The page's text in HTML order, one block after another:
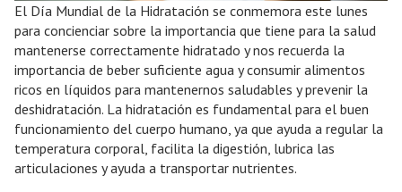
El Día Mundial de la Hidratación se conmemora este lunes
para concienciar sobre la importancia que tiene para la salud
mantenerse correctamente hidratado y nos recuerda la
importancia de beber suficiente agua y consumir alimentos
ricos en líquidos para mantenernos saludables y prevenir la
deshidratación. La hidratación es fundamental para el buen
funcionamiento del cuerpo humano, ya que ayuda a regular la
temperatura corporal, facilita la digestión, lubrica las
articulaciones y ayuda a transportar nutrientes.